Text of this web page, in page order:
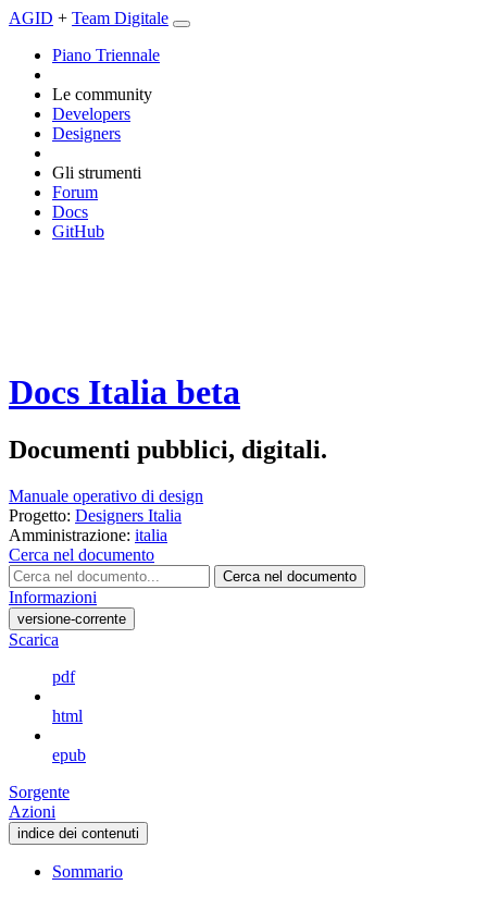
AGID + Team Digitale
Piano Triennale
Le community
Developers
Designers
Gli strumenti
Forum
Docs
GitHub
Docs Italia beta
Documenti pubblici, digitali.
Manuale operativo di design
Progetto: Designers Italia
Amministrazione: italia
Cerca nel documento
Cerca nel documento
Informazioni
versione-corrente
Scarica
pdf
html
epub
Sorgente
Azioni
indice dei contenuti
Sommario